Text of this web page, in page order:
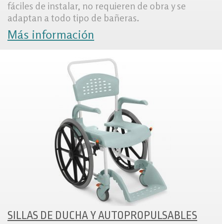
fáciles de instalar, no requieren de obra y se
adaptan a todo tipo de bañeras.
Más información
SILLAS DE DUCHA Y AUTOPROPULSABLES